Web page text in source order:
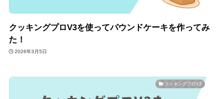
クッキングプロV3を使ってパウンドケーキを作ってみ
た！
2026年3月5日
クッキングプロV3